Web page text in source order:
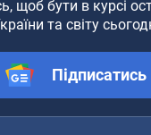
щоб бути в курсі
та світу
Підписатись